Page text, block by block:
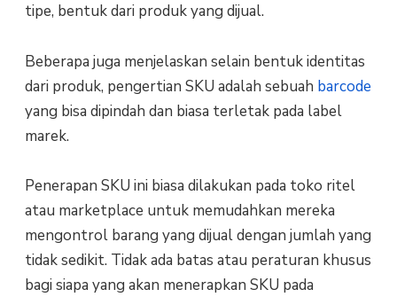
tipe, bentuk dari produk yang dijual.
Beberapa juga menjelaskan selain bentuk identitas
dari produk, pengertian SKU adalah sebuah barcode
yang bisa dipindah dan biasa terletak pada label
marek.
Penerapan SKU ini biasa dilakukan pada toko ritel
atau marketplace untuk memudahkan mereka
mengontrol barang yang dijual dengan jumlah yang
tidak sedikit. Tidak ada batas atau peraturan khusus
bagi siapa yang akan menerapkan SKU pada